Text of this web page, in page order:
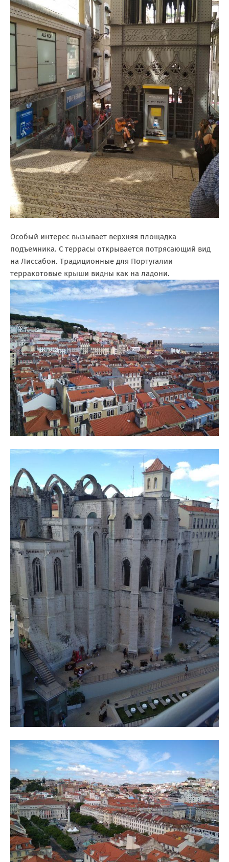
Особый интерес вызывает верхняя площадка
подъемника. С террасы открывается потрясающий вид
на Лиссабон. Традиционные для Португалии
терракотовые крыши видны как на ладони.